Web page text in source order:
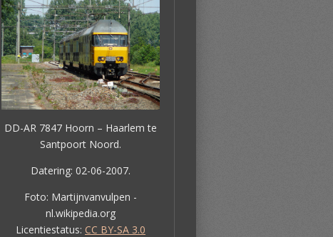
DD-AR 7847 Hoorn – Haarlem te
Santpoort Noord.
Datering: 02-06-2007.
Foto: Martijnvanvulpen -
nl.wikipedia.org
Licentiestatus: CC BY-SA 3.0